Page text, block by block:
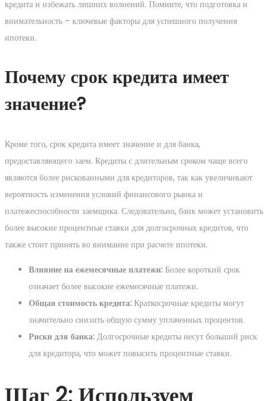
кредита и избежать лишних волнений. Помните, что подготовка и
внимательность – ключевые факторы для успешного получения
ипотеки.
Почему срок кредита имеет
значение?
Кроме того, срок кредита имеет значение и для банка,
предоставляющего заем. Кредиты с длительным сроком чаще всего
являются более рискованными для кредиторов, так как увеличивают
вероятность изменения условий финансового рынка и
платежеспособности заемщика. Следовательно, банк может установить
более высокие процентные ставки для долгосрочных кредитов, что
также стоит принять во внимание при расчете ипотеки.
Влияние на ежемесячные платежи: Более короткий срок
означает более высокие ежемесячные платежи.
Общая стоимость кредита: Краткосрочные кредиты могут
значительно снизить общую сумму уплаченных процентов.
Риски для банка: Долгосрочные кредиты несут больший риск
для кредитора, что может повысить процентные ставки.